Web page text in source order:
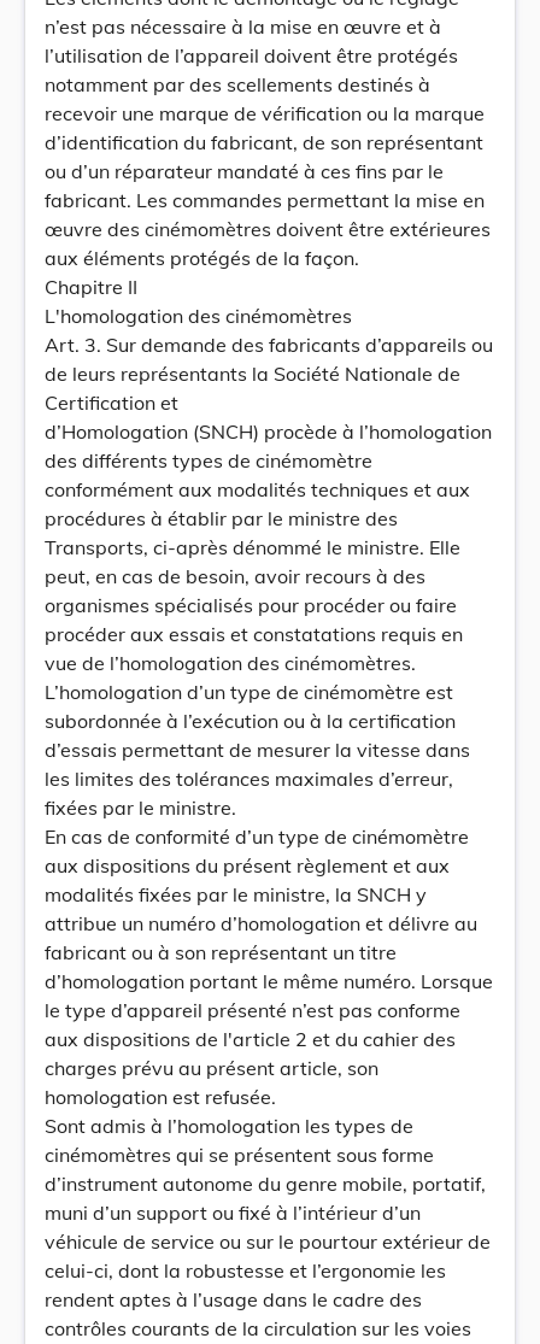
n’est pas nécessaire à la mise en œuvre et à
l’utilisation de l’appareil doivent être protégés
notamment par des scellements destinés à
recevoir une marque de vérification ou la marque
d’identification du fabricant, de son représentant
ou d’un réparateur mandaté à ces fins par le
fabricant. Les commandes permettant la mise en
œuvre des cinémomètres doivent être extérieures
aux éléments protégés de la façon.
Chapitre II
L'homologation des cinémomètres
Art. 3. Sur demande des fabricants d’appareils ou
de leurs représentants la Société Nationale de
Certification et
d’Homologation (SNCH) procède à l’homologation
des différents types de cinémomètre
conformément aux modalités techniques et aux
procédures à établir par le ministre des
Transports, ci-après dénommé le ministre. Elle
peut, en cas de besoin, avoir recours à des
organismes spécialisés pour procéder ou faire
procéder aux essais et constatations requis en
vue de l’homologation des cinémomètres.
L’homologation d’un type de cinémomètre est
subordonnée à l’exécution ou à la certification
d’essais permettant de mesurer la vitesse dans
les limites des tolérances maximales d’erreur,
fixées par le ministre.
En cas de conformité d’un type de cinémomètre
aux dispositions du présent règlement et aux
modalités fixées par le ministre, la SNCH y
attribue un numéro d’homologation et délivre au
fabricant ou à son représentant un titre
d’homologation portant le même numéro. Lorsque
le type d’appareil présenté n’est pas conforme
aux dispositions de l'article 2 et du cahier des
charges prévu au présent article, son
homologation est refusée.
Sont admis à l’homologation les types de
cinémomètres qui se présentent sous forme
d’instrument autonome du genre mobile, portatif,
muni d’un support ou fixé à l’intérieur d’un
véhicule de service ou sur le pourtour extérieur de
celui-ci, dont la robustesse et l’ergonomie les
rendent aptes à l’usage dans le cadre des
contrôles courants de la circulation sur les voies